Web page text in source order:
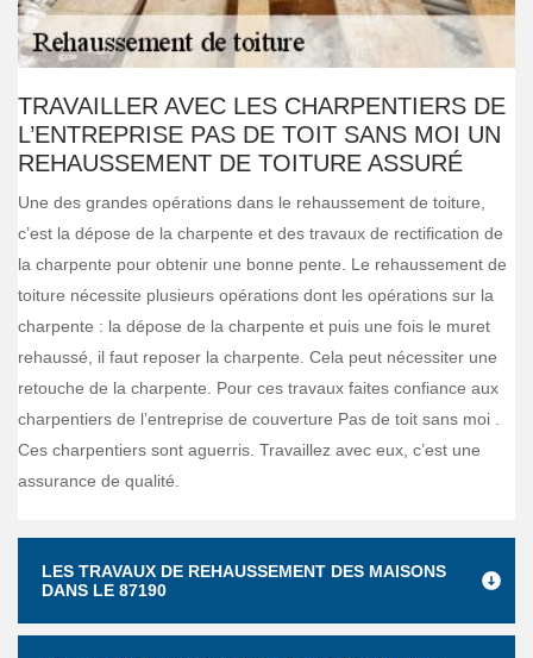
TRAVAILLER AVEC LES CHARPENTIERS DE
L’ENTREPRISE PAS DE TOIT SANS MOI UN
REHAUSSEMENT DE TOITURE ASSURÉ
Une des grandes opérations dans le rehaussement de toiture,
c’est la dépose de la charpente et des travaux de rectification de
la charpente pour obtenir une bonne pente. Le rehaussement de
toiture nécessite plusieurs opérations dont les opérations sur la
charpente : la dépose de la charpente et puis une fois le muret
rehaussé, il faut reposer la charpente. Cela peut nécessiter une
retouche de la charpente. Pour ces travaux faites confiance aux
charpentiers de l’entreprise de couverture Pas de toit sans moi .
Ces charpentiers sont aguerris. Travaillez avec eux, c’est une
assurance de qualité.
LES TRAVAUX DE REHAUSSEMENT DES MAISONS
DANS LE 87190